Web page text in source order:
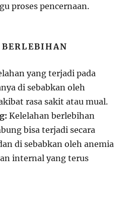
proses pencernaan.
yang terjadi pada
di sebabkan oleh
rasa sakit atau mual.
Kelelahan berlebihan
bisa terjadi secara
di sebabkan oleh anemia
internal yang terus